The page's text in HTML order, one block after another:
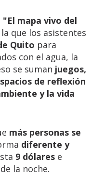
"El mapa vivo del
que los asistentes
Quito para
con el agua, la
se suman juegos,
de reflexión
y la vida
más personas se
diferente y
9 dólares e
la noche.